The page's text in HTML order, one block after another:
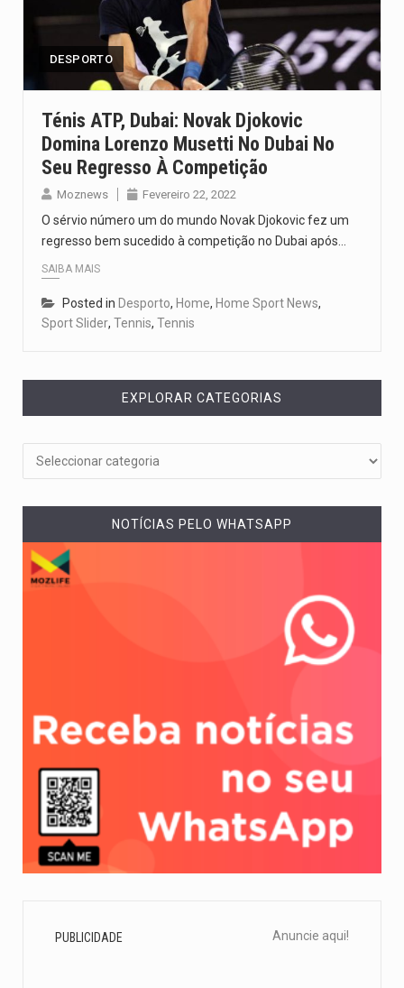
A cidade de Bunia, capital da província de Ituri, tornou-se…
Legislação, renomeada em homenagem ao falecido senador Lindsey Graham, foi…
DESPORTO
Ténis ATP, Dubai: Novak Djokovic
Domina Lorenzo Musetti No Dubai No
Seu Regresso À Competição
Moznews Fevereiro 22, 2022
O sérvio número um do mundo Novak Djokovic fez um
regresso bem sucedido à competição no Dubai após…
SAIBA MAIS
Posted in Desporto, Home, Home Sport News,
Sport Slider, Tennis, Tennis
EXPLORAR CATEGORIAS
NOTÍCIAS PELO WHATSAPP
PUBLICIDADE Anuncie aqui!